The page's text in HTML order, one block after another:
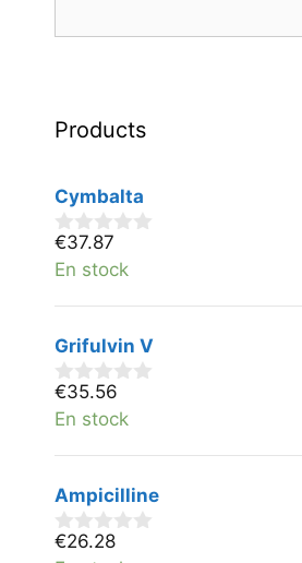
Products
Cymbalta
0
v
n
€37.87
En stock
Grifulvin V
0
v
n
€35.56
En stock
Ampicilline
0
€26.28